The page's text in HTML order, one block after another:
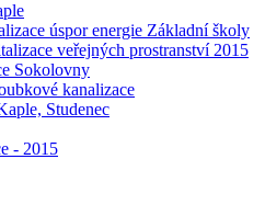
úspor energie Základní školy
veřejných prostranství 2015
Sokolovny
kanalizace
Studenec
- 2015